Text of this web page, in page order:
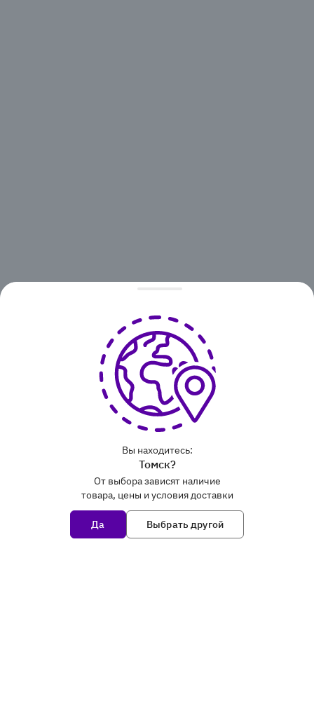
Вы находитесь:
Томск?
От выбора зависят наличие
товара, цены и условия доставки
Да Выбрать другой